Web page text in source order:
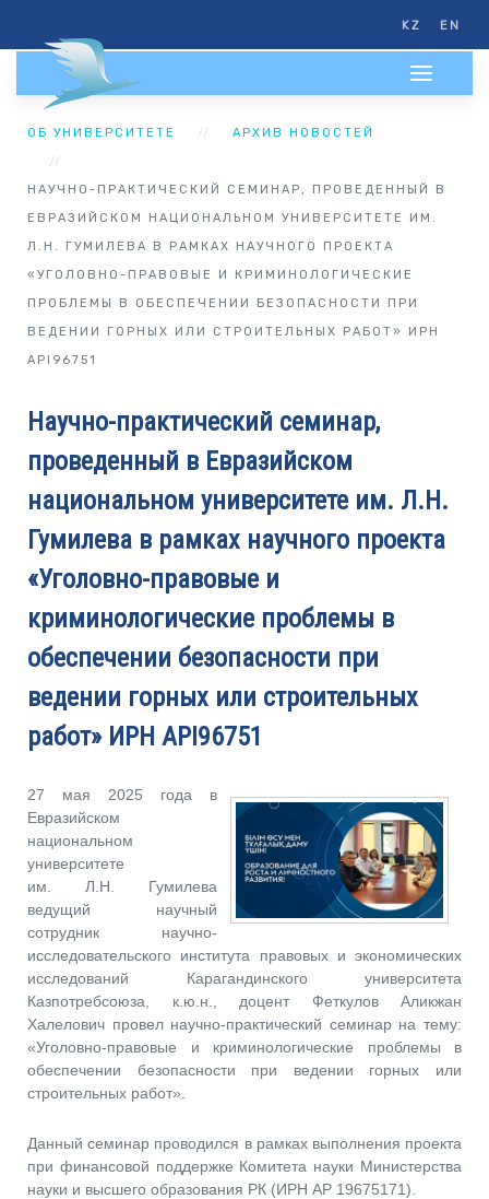
KZ EN
ОБ УНИВЕРСИТЕТЕ АРХИВ НОВОСТЕЙ
НАУЧНО-ПРАКТИЧЕСКИЙ СЕМИНАР, ПРОВЕДЕННЫЙ В
ЕВРАЗИЙСКОМ НАЦИОНАЛЬНОМ УНИВЕРСИТЕТЕ ИМ.
Л.Н. ГУМИЛЕВА В РАМКАХ НАУЧНОГО ПРОЕКТА
«УГОЛОВНО-ПРАВОВЫЕ И КРИМИНОЛОГИЧЕСКИЕ
ПРОБЛЕМЫ В ОБЕСПЕЧЕНИИ БЕЗОПАСНОСТИ ПРИ
ВЕДЕНИИ ГОРНЫХ ИЛИ СТРОИТЕЛЬНЫХ РАБОТ» ИРН
API96751
Научно-практический семинар,
проведенный в Евразийском
национальном университете им. Л.Н.
Гумилева в рамках научного проекта
«Уголовно-правовые и
криминологические проблемы в
обеспечении безопасности при
ведении горных или строительных
работ» ИРН API96751
27 мая 2025 года в
Евразийском
национальном
университете
им. Л.Н. Гумилева
ведущий научный
сотрудник научно-
исследовательского института правовых и экономических
исследований Карагандинского университета
Казпотребсоюза, к.ю.н., доцент Феткулов Аликжан
Халелович провел научно-практический семинар на тему:
«Уголовно-правовые и криминологические проблемы в
обеспечении безопасности при ведении горных или
строительных работ».
Данный семинар проводился в рамках выполнения проекта
при финансовой поддержке Комитета науки Министерства
науки и высшего образования РК (ИРН АР 19675171).